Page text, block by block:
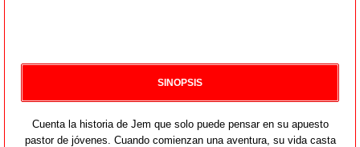
SINOPSIS
Cuenta la historia de Jem que solo puede pensar en su apuesto
pastor de jóvenes. Cuando comienzan una aventura, su vida casta